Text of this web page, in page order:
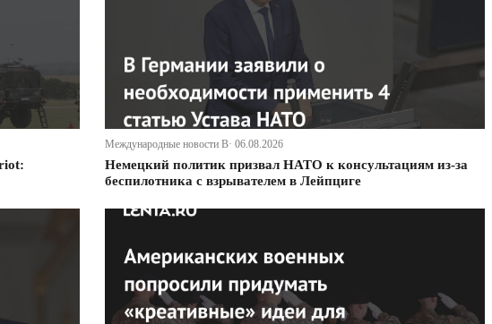
Международные новости В· 06.08.2026
Немецкий политик призвал НАТО к консультациям из-за
беспилотника с взрывателем в Лейпциге